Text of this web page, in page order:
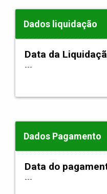
Dados liquidação
Data da
---
Dados Pagamento
Data do
---